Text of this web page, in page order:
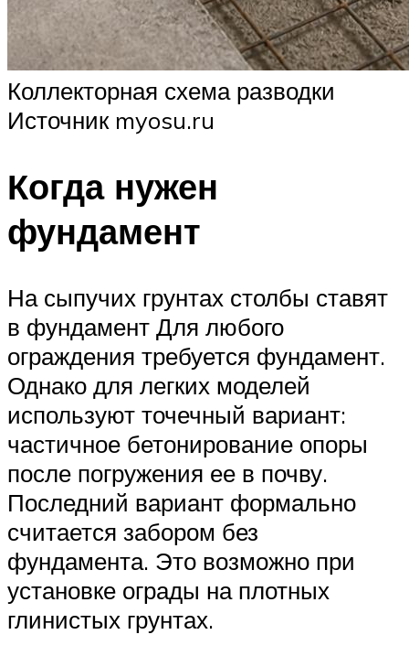
Коллекторная схема разводки
Источник myosu.ru
Когда нужен
фундамент
На сыпучих грунтах столбы ставят
в фундамент Для любого
ограждения требуется фундамент.
Однако для легких моделей
используют точечный вариант:
частичное бетонирование опоры
после погружения ее в почву.
Последний вариант формально
считается забором без
фундамента. Это возможно при
установке ограды на плотных
глинистых грунтах.